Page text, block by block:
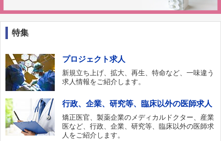
特集
プロジェクト求人
新規立ち上げ、拡大、再生、特命など、一味違う
求人情報をご紹介します。
行政、企業、研究等、臨床以外の医師求人
矯正医官、製薬企業のメディカルドクター、産業
医など、行政、企業、研究等、臨床以外の医師求
人をご紹介します。